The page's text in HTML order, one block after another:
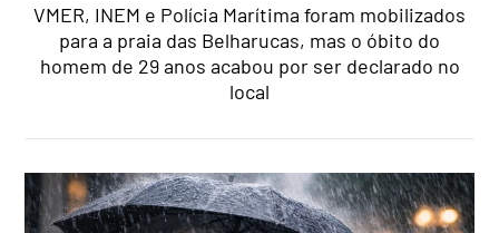
VMER, INEM e Polícia Marítima foram mobilizados
para a praia das Belharucas, mas o óbito do
homem de 29 anos acabou por ser declarado no
local